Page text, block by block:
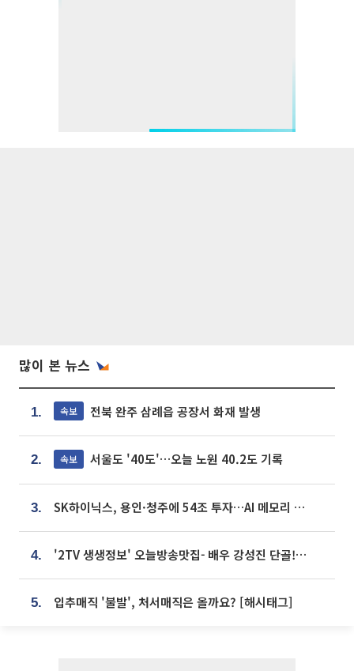
많이 본 뉴스
1. 속보 전북 완주 삼례읍 공장서 화재 발생
2. 속보 서울도 '40도'…오늘 노원 40.2도 기록
3. SK하이닉스, 용인·청주에 54조 투자…AI 메모리 생산기지 키운다
4. '2TV 생생정보' 오늘방송맛집- 배우 강성진 단골! 쌀국수ㆍ푸팟퐁 커리 맛집 '블○○○'
5. 입추매직 '불발', 처서매직은 올까요? [해시태그]